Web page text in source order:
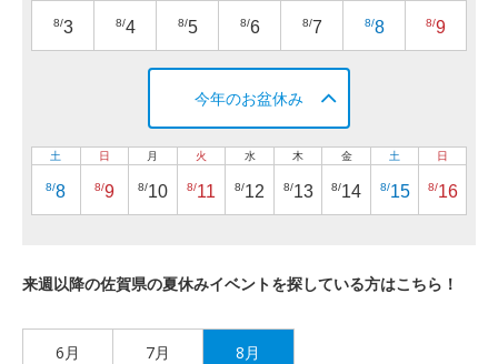
8/3 8/4 8/5 8/6 8/7 8/8 8/9
今年のお盆休み
土
8/8
日
8/9
月
8/10
火
8/11
水
8/12
木
8/13
金
8/14
土
8/15
日
8/16
来週以降の佐賀県の夏休みイベントを探している方はこちら！
6月 7月 8月